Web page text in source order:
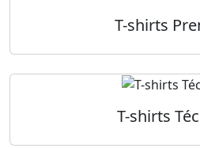
T-shirts
T-shirts